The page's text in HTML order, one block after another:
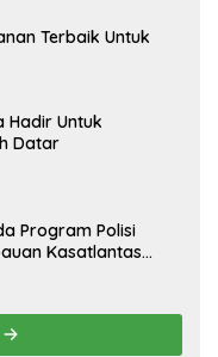
Terbaik Untuk
Hadir Untuk
Datar
Program Polisi
Kasatlantas